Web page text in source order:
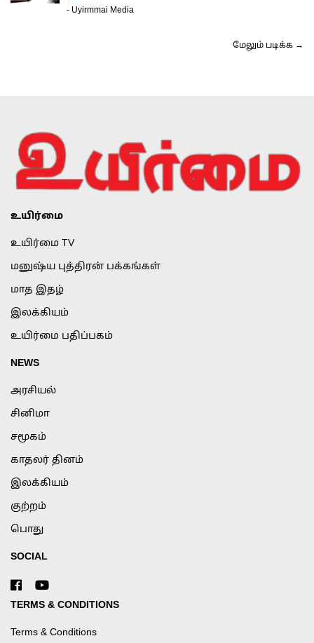
- Uyirmmai Media
மேலும் படிக்க →
உயிர்மை
உயிர்மை TV
மனுஷ்ய புத்திரன் பக்கங்கள்
மாத இதழ்
இலக்கியம்
உயிர்மை பதிப்பகம்
NEWS
அரசியல்
சினிமா
சமூகம்
காதலர் தினம்
இலக்கியம்
குற்றம்
பொது
SOCIAL
TERMS & CONDITIONS
Terms & Conditions